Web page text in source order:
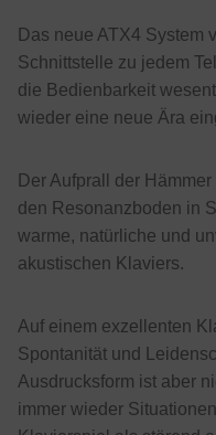
Das neue ATX4 System
Schnittstelle zu jedem
die Bedienbarkeit
wieder eine neue Ära
Der Aufprall der
den Resonanzboden in
warme, natürliche und
akustischen Klaviers.
Auf einem exzellenten
Spontanität und
Ausdrucksform ist aber
immer wieder